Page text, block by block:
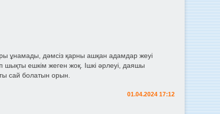
ұнамады, дәмсіз қарны ашқан адамдар жеуі
шықты ешкім жеген жоқ. Ішкі әрлеуі, даяшы
сай болатын орын.
01.04.2024 17:12